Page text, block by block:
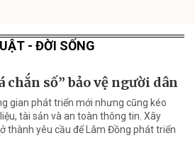
- ĐỜI SỐNG
chắn số” bảo vệ người dân
gian phát triển mới nhưng cũng kéo
tài sản và an toàn thông tin. Xây
thành yêu cầu để Lâm Đồng phát triển